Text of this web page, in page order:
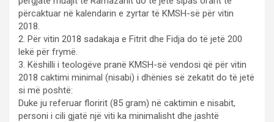
përcaktuar në kalendarin e zyrtar të KMSH-së për vitin
2018.
2. Për vitin 2018 sadakaja e Fitrit dhe Fidja do të jetë 200
lekë për frymë.
3. Këshilli i teologëve pranë KMSH-së vendosi që për vitin
2018 caktimi minimal (nisabi) i dhënies së zekatit do të jetë
si më poshtë:
Duke ju referuar floririt (85 gram) në caktimin e nisabit,
personi i cili gjatë një viti ka minimalisht dhe jashtë